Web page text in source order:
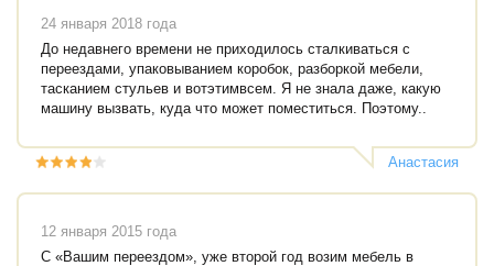
24 января 2018 года
До недавнего времени не приходилось сталкиваться с
переездами, упаковыванием коробок, разборкой мебели,
тасканием стульев и вотэтимвсем. Я не знала даже, какую
машину вызвать, куда что может поместиться. Поэтому..
Анастасия
12 января 2015 года
С «Вашим переездом», уже второй год возим мебель в